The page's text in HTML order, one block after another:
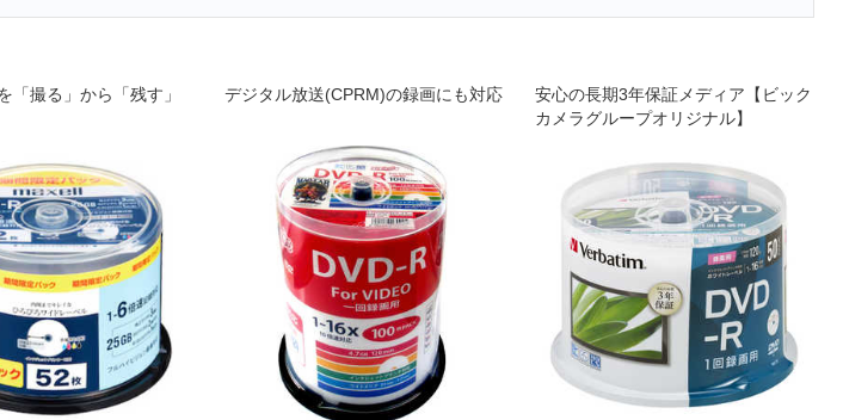
「撮る」から「残す」
デジタル放送(CPRM)の録画にも対応
安心の長期3年保証メディア【ビック
カメラグループオリジナル】